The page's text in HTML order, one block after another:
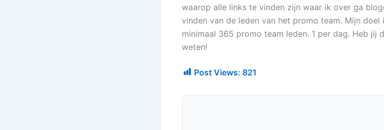
waarop alle links te vinden zijn waar ik over ga
vinden van de leden van het promo team. Mijn doel
minimaal 365 promo team leden. 1 per dag. Heb jij
weten!
Post Views: 821